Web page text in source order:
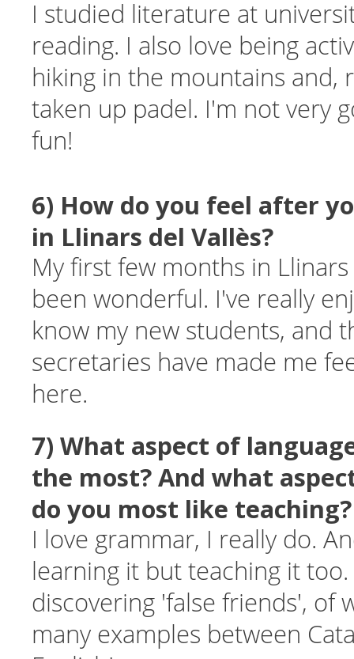
I studied literature at
reading. I also love being
hiking in the mountains and,
taken up padel. I'm not very
fun!
6) How do you feel after
in Llinars del Vallès?
My first few months in Llinars
been wonderful. I've really
know my new students, and
secretaries have made me
here.
7) What aspect of
the most? And what
do you most like teaching?
I love grammar, I really do.
learning it but teaching it
discovering 'false friends', of
many examples between